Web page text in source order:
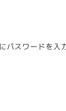
スワードを入